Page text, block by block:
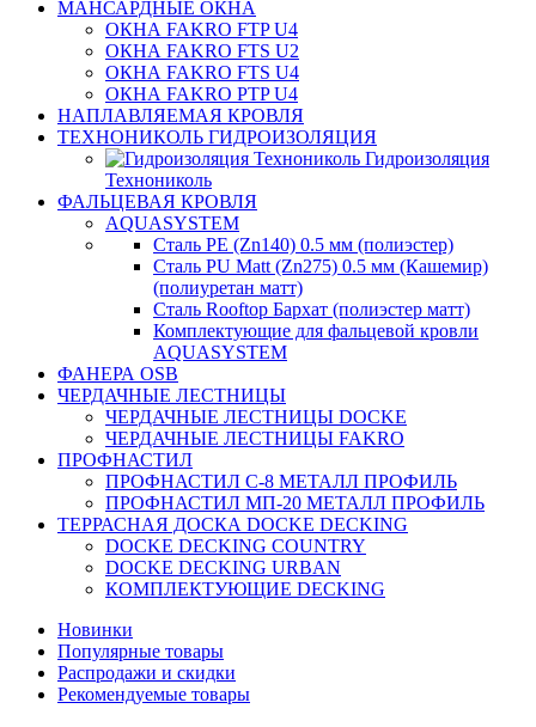
МАНСАРДНЫЕ ОКНА
ОКНА FAKRO FTP U4
ОКНА FAKRO FTS U2
ОКНА FAKRO FTS U4
ОКНА FAKRO PTP U4
НАПЛАВЛЯЕМАЯ КРОВЛЯ
ТЕХНОНИКОЛЬ ГИДРОИЗОЛЯЦИЯ
Гидроизоляция
Технониколь
ФАЛЬЦЕВАЯ КРОВЛЯ
AQUASYSTEM
Сталь PE (Zn140) 0.5 мм (полиэстер)
Сталь PU Matt (Zn275) 0.5 мм (Кашемир)
(полиуретан матт)
Сталь Rooftop Бархат (полиэстер матт)
Комплектующие для фальцевой кровли
AQUASYSTEM
ФАНЕРА OSB
ЧЕРДАЧНЫЕ ЛЕСТНИЦЫ
ЧЕРДАЧНЫЕ ЛЕСТНИЦЫ DOCKE
ЧЕРДАЧНЫЕ ЛЕСТНИЦЫ FAKRO
ПРОФНАСТИЛ
ПРОФНАСТИЛ C-8 МЕТАЛЛ ПРОФИЛЬ
ПРОФНАСТИЛ МП-20 МЕТАЛЛ ПРОФИЛЬ
ТЕРРАСНАЯ ДОСКА DOCKE DECKING
DOCKE DECKING COUNTRY
DOCKE DECKING URBAN
КОМПЛЕКТУЮЩИЕ DECKING
Новинки
Популярные товары
Распродажи и скидки
Рекомендуемые товары